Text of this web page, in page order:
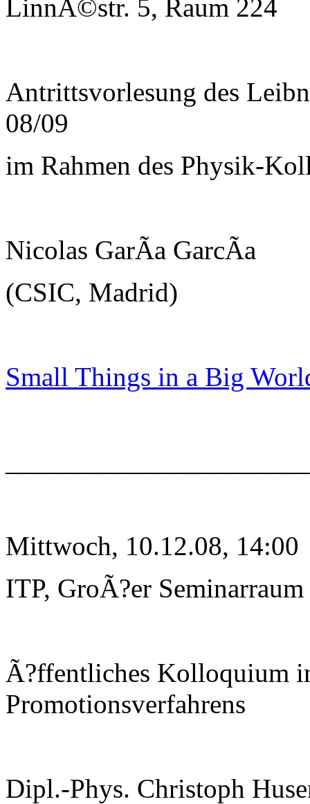
LinnÃ©str. 5, Raum 224
Antrittsvorlesung des
08/09
im Rahmen des Physik-
Nicolas GarÃ­a GarcÃ­a
(CSIC, Madrid)
Small Things in a Big
Mittwoch, 10.12.08, 14:00
ITP, GroÃ?er Seminarraum
Ã?ffentliches Kolloquium
Promotionsverfahrens
Dipl.-Phys. Christoph